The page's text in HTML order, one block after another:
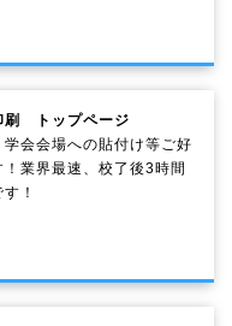
刷 トップページ
会会場への貼付け等ご好
業界最速、校了後3時間
！